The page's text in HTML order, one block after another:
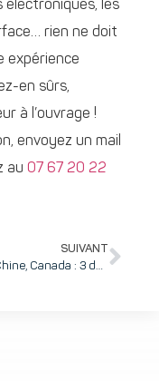
électroniques, les
rien ne doit
expérience
en sûrs,
à l’ouvrage !
envoyez un mail
au 07 67 20 22
SUIVANT
Corée, Chine, Canada : 3 délégations étrangères au Tarmac !